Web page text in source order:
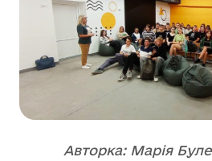
Авторка: Марія